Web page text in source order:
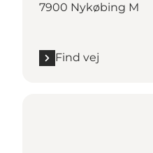
7900 Nykøbing M
Find vej